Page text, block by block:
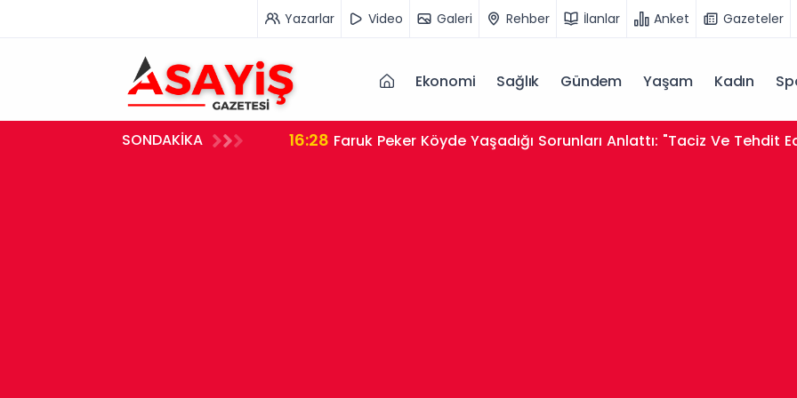
Yazarlar Video Galeri Rehber İlanlar Anket Gazeteler
Ekonomi Sağlık Gündem Yaşam Kadın
SONDAKİKA 16:28 Faruk Peker Köyde Yaşadığı Sorunları Anlattı: "Taciz Ve Tehdit